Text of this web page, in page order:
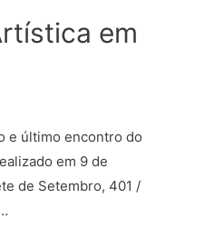
em
e último encontro do
em 9 de
de Setembro, 401 /